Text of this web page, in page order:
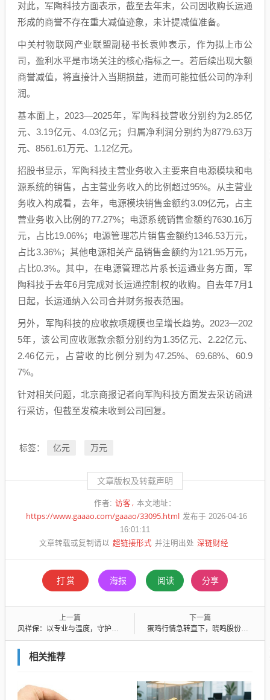
对此，军陶科技方面表示，截至去年末，公司因收购长运通
形成的商誉不存在重大减值迹象，未计提减值准备。
中关村物联网产业联盟副秘书长袁帅表示，作为拟上市公
司，盈利水平是市场关注的核心指标之一。若后续出现大额
商誉减值，将直接计入当期损益，进而可能拉低公司的净利
润。
基本面上，2023—2025年，军陶科技营收分别约为2.85亿
元、3.19亿元、4.03亿元；归属净利润分别约为8779.63万
元、8561.61万元、1.12亿元。
招股书显示，军陶科技主营业务收入主要来自电源模块和电
源系统的销售，占主营业务收入的比例超过95%。从主营业
务收入构成看，去年，电源模块销售金额约3.09亿元，占主
营业务收入比例的77.27%；电源系统销售金额约7630.16万
元，占比19.06%；电源管理芯片销售金额约1346.53万元，
占比3.36%；其他电源相关产品销售金额约为121.95万元，
占比0.3%。其中，在电源管理芯片系长运通业务方面，军
陶科技于去年6月完成对长运通控制权的收购。自去年7月1
日起，长运通纳入公司合并财务报表范围。
另外，军陶科技的应收款项规模也呈增长趋势。2023—202
5年，该公司应收账款余额分别约为1.35亿元、2.22亿元、
2.46亿元，占营收的比例分别为47.25%、69.68%、60.9
7%。
针对相关问题，北京商报记者向军陶科技方面发去采访函进
行采访，但截至发稿未收到公司回复。
标签： 亿元 万元
文章版权及转载声明
作者: 访客 本文地址：
https://www.gaaao.com/gaaao/33095.html 发布于 2026-04-16
16:01:11
文章转载或复制请以 超链接形式 并注明出处 深链财经
打赏 海报 阅读 分享
上一篇
风祥保：以专业与温度，守护每一份保障需求
下一篇
蛋鸡行情急转直下，晓鸣股份一季度由盈转亏
相关推荐